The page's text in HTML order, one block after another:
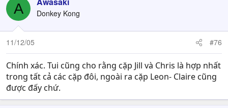
A Donkey Kong
11/12/05 #76
Chính xác. Tui cũng cho rằng cặp Jill và Chris là hợp nhất
trong tất cả các cặp đôi, ngoài ra cặp Leon- Claire cũng
được đấy chứ.